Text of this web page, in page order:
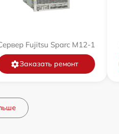
Fujitsu Sparc M12-1
Заказать ремонт